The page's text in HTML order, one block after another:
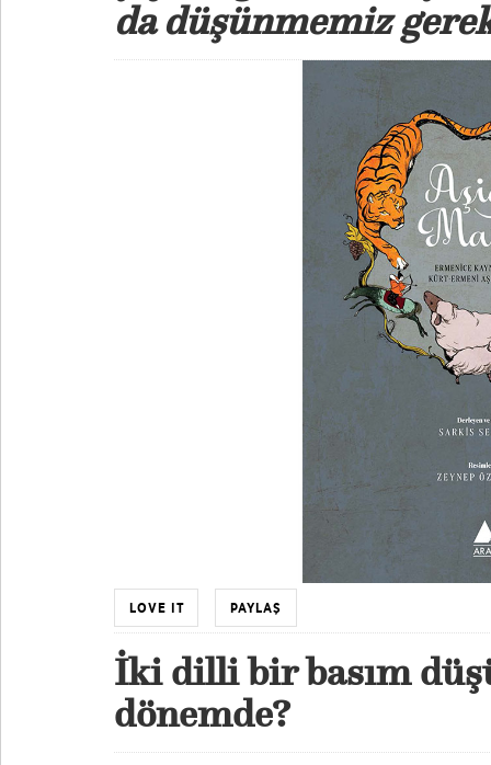
da düşünmemiz
LOVE IT PAYLAŞ
İki dilli bir basım
dönemde?